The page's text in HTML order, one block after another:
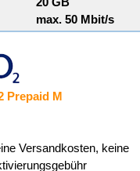
max. 50 Mbit/s
Prepaid M
Versandkosten, keine